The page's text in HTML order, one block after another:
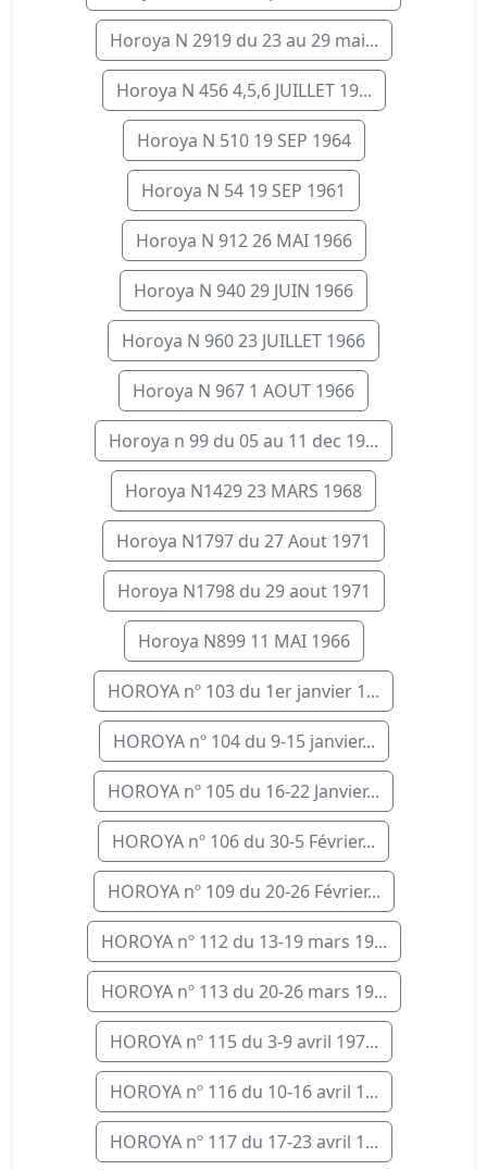
Horoya N 2919 du 23 au 29 mai...
Horoya N 456 4,5,6 JUILLET 19...
Horoya N 510 19 SEP 1964
Horoya N 54 19 SEP 1961
Horoya N 912 26 MAI 1966
Horoya N 940 29 JUIN 1966
Horoya N 960 23 JUILLET 1966
Horoya N 967 1 AOUT 1966
Horoya n 99 du 05 au 11 dec 19...
Horoya N1429 23 MARS 1968
Horoya N1797 du 27 Aout 1971
Horoya N1798 du 29 aout 1971
Horoya N899 11 MAI 1966
HOROYA nº 103 du 1er janvier 1...
HOROYA nº 104 du 9-15 janvier...
HOROYA nº 105 du 16-22 Janvier...
HOROYA nº 106 du 30-5 Février...
HOROYA nº 109 du 20-26 Février...
HOROYA nº 112 du 13-19 mars 19...
HOROYA nº 113 du 20-26 mars 19...
HOROYA nº 115 du 3-9 avril 197...
HOROYA nº 116 du 10-16 avril 1...
HOROYA nº 117 du 17-23 avril 1...